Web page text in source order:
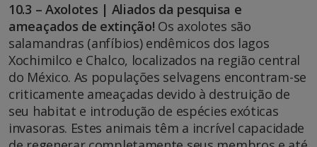
10.3 – Axolotes | Aliados da pesquisa e
ameaçados de extinção! Os axolotes são
salamandras (anfíbios) endêmicos dos lagos
Xochimilco e Chalco, localizados na região central
do México. As populações selvagens encontram-se
criticamente ameaçadas devido à destruição de
seu habitat e introdução de espécies exóticas
invasoras. Estes animais têm a incrível capacidade